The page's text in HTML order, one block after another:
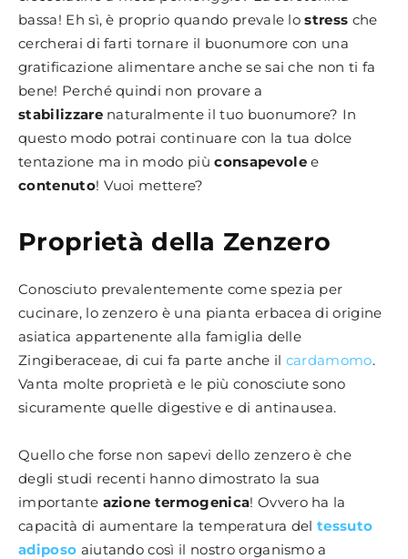
bassa! Eh sì, è proprio quando prevale lostress che
cercherai di farti tornare il buonumore con una
gratificazione alimentare anche se sai che non ti fa
bene! Perché quindi non provare a
stabilizzarenaturalmente il tuo buonumore? In
questo modo potrai continuare con la tua dolce
tentazione ma in modo piùconsapevolee
contenuto! Vuoi mettere?
Proprietà della Zenzero
Conosciuto prevalentemente come spezia per
cucinare, lo zenzero è una pianta erbacea di origine
asiatica appartenente alla famiglia delle
Zingiberaceae, di cui fa parte anche il cardamomo.
Vanta molte proprietà e le più conosciute sono
sicuramente quelle digestive e di antinausea.
Quello che forse non sapevi dello zenzero è che
degli studi recenti hanno dimostrato la sua
importante azione termogenica! Ovvero ha la
capacità di aumentare la temperatura deltessuto
adiposo aiutando così il nostro organismo a